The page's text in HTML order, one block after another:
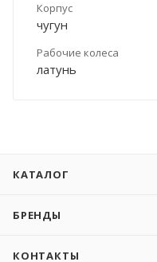
Корпус
чугун
Рабочие колеса
латунь
КАТАЛОГ
БРЕНДЫ
КОНТАКТЫ